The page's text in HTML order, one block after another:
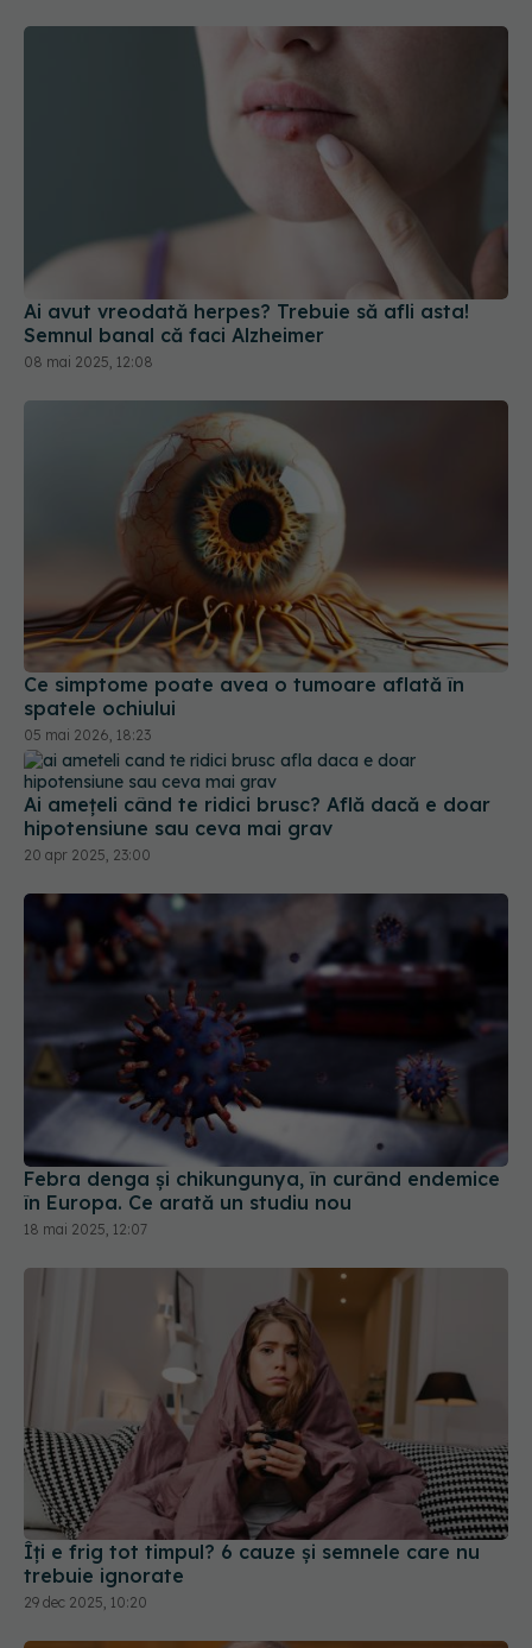
Ai avut vreodată herpes? Trebuie să afli asta!
Semnul banal că faci Alzheimer
08 mai 2025, 12:08
Ce simptome poate avea o tumoare aflată în
spatele ochiului
05 mai 2026, 18:23
Ai amețeli când te ridici brusc? Află dacă e doar
hipotensiune sau ceva mai grav
20 apr 2025, 23:00
Febra denga şi chikungunya, în curând endemice
în Europa. Ce arată un studiu nou
18 mai 2025, 12:07
Îți e frig tot timpul? 6 cauze și semnele care nu
trebuie ignorate
29 dec 2025, 10:20